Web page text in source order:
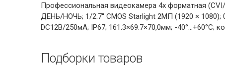
Профессиональная видеокамера 4х форматная
ДЕНЬ/НОЧЬ; 1/2.7'' CMOS Starlight 2МП (1920 × 1080);
DC12В/250мА; IP67; 161.3×69.7×70,0мм; -40°…+60°C;
Подборки товаров